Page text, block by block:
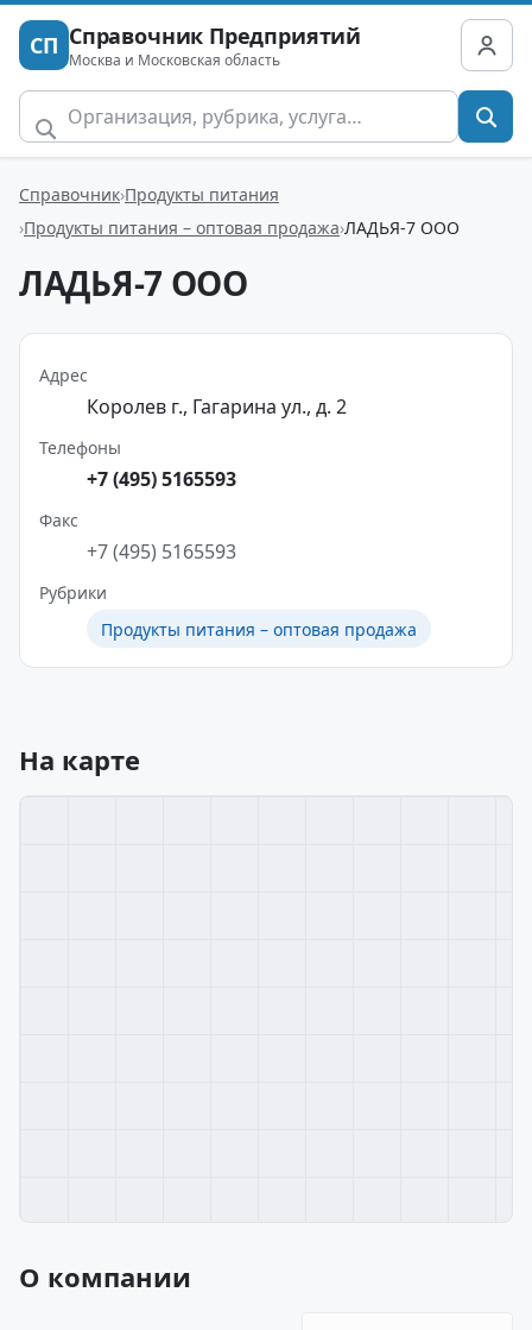
СП Справочник Предприятий
Москва и Московская область
Справочник Продукты питания
Продукты питания – оптовая продажа ЛАДЬЯ-7 ООО
ЛАДЬЯ-7 ООО
Адрес
Королев г., Гагарина ул., д. 2
Телефоны
+7 (495) 5165593
Факс
+7 (495) 5165593
Рубрики
Продукты питания – оптовая продажа
На карте
О компании